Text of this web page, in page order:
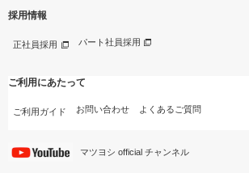
採用情報
正社員採用 パート社員採用
ご利用にあたって
ご利用ガイド お問い合わせ よくあるご質問
マツヨシ official チャンネル